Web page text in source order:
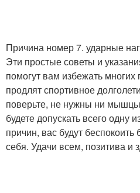
Причина номер 7. ударные
Эти простые советы и
помогут вам избежать
продлят спортивное
поверьте, не нужны ни
будете допускать всего
причин, вас будут
себя. Удачи всем, позитива и